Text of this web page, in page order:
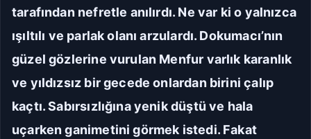
tarafından nefretle anılırdı. Ne var ki o yalnızca
ışıltılı ve parlak olanı arzulardı. Dokumacı’nın
güzel gözlerine vurulan Menfur varlık karanlık
ve yıldızsız bir gecede onlardan birini çalıp
kaçtı. Sabırsızlığına yenik düştü ve hala
uçarken ganimetini görmek istedi. Fakat